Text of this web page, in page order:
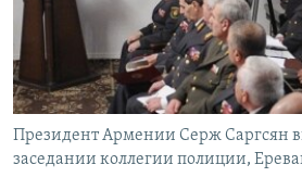
Հայերեն
English
Русский
Президент Армении Серж Саргсян
заседании коллегии полиции,